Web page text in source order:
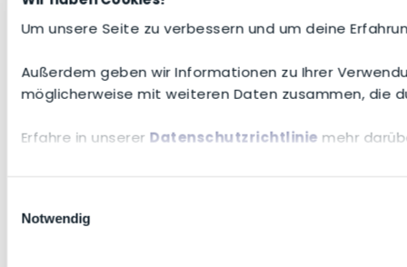
Um unsere Seite zu verbessern und um deine
Außerdem geben wir Informationen zu Ihrer
möglicherweise mit weiteren Daten zusammen, die
Erfahre in unserer Datenschutzrichtlinie mehr
Notwendig